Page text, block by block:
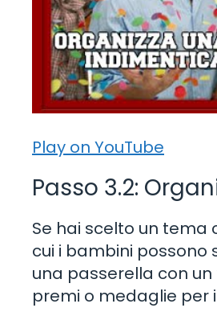
Play on YouTube
Passo 3.2:
Se hai scelto un tema
cui i bambini
una passerella con
premi o medaglie per